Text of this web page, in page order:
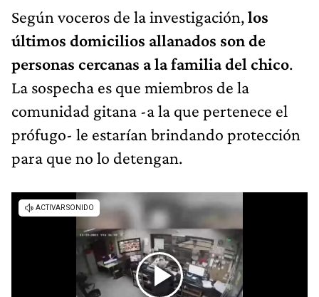
Según voceros de la investigación,los
últimos domicilios allanados son de
personas cercanas a la familia del chico.
La sospecha es que miembros de la
comunidad gitana -a la que pertenece el
prófugo- le estarían brindando protección
para que no lo detengan.